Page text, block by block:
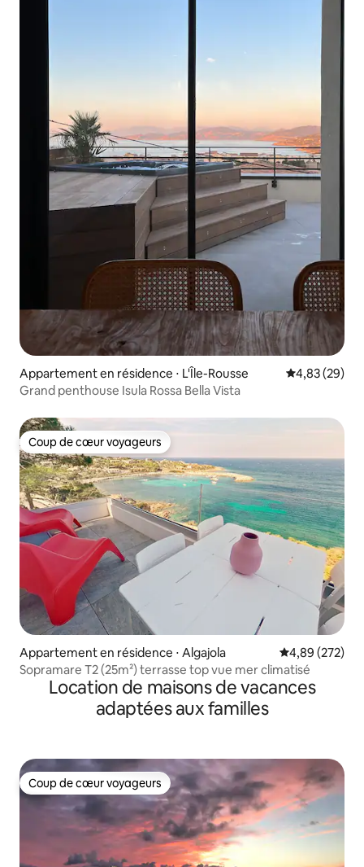
Appartement en résidence ⋅ L'Île-Rousse Évaluation
4,83 (29)
Grand penthouse Isula Rossa Bella Vista
Coup de cœur voyageurs
Coup de cœur voyageurs
Appartement en résidence ⋅ Algajola Évaluation
4,89 (272)
Sopramare T2 (25m²) terrasse top vue mer climatisé
Location de maisons de vacances
adaptées aux familles
Coup de cœur voyageurs
Coup de cœur voyageurs